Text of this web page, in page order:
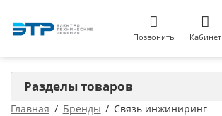
Позвонить Кабинет
Главная Бренды Связь инжиниринг
Разделы товаров